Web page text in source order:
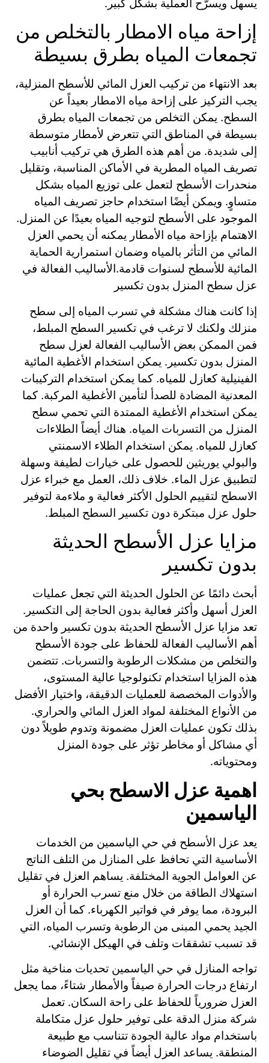
يسهل ويسرًّح العملية بشكل كبير.
إزاحة مياه الامطار بالتخلص من
تجمعات المياه بطرق بسيطة
بعد الانتهاء من تركيب العزل المائي للأسطح المنزلية،
يجب التركيز على إزاحة مياه الامطار بعيداً عن
السطح. يمكن التخلص من تجمعات المياه بطرق
بسيطة في المناطق التي تتعرض لأمطار متوسطة
إلى شديدة. من أهم هذه الطرق هي تركيب أنابيب
تصريف المياه المطرية في الأماكن المناسبة، وتقليل
منحدرات الأسطح لتعمل على توزيع المياه بشكل
متساوٍ. ويمكن أيضًا استخدام حاجز تصريف المياه
الموجود على الأسطح لتوجيه المياه بعيدًا عن المنزل.
الاهتمام بإزاحة مياه الأمطار يمكنه أن يحمي العزل
المائي من التأثر بالمياه وضمان استمرارية الحماية
المائية للأسطح لسنوات قادمة.الأساليب الفعالة في
عزل سطح المنزل بدون تكسير
إذا كانت هناك مشكلة في تسرب المياه إلى سطح
منزلك ولكنك لا ترغب في تكسير السطح المبلط،
فمن الممكن بعض الأساليب الفعالة لعزل سطح
المنزل بدون تكسير. يمكن استخدام الأغطية المائية
الفينيلية كعازل للمياه. كما يمكن استخدام التركيبات
المعدنية المضادة للصدأ لتأمين الأغطية المركبة. كما
يمكن استخدام الأغطية الممتدة التي تحمي سطح
المنزل من التسربات المياه. هناك أيضاً الطلاءات
كعازل للمياه. يمكن استخدام الطلاء الاسمنتي
والبولي يوريثين للحصول على خيارات لطيفة وسهلة
لتطبيق عزل الماء. خلاف ذلك، العمل مع خبراء عزل
الاسطح لتقييم الحلول الأكثر فعالية و ملاءمة لتوفير
حلول عزل مبتكرة دون تكسير السطح المبلط.
مزايا عزل الأسطح الحديثة
بدون تكسير
أبحث دائمًا عن الحلول الحديثة التي تجعل عمليات
العزل أسهل وأكثر فعالية بدون الحاجة إلى التكسير.
تعد مزايا عزل الأسطح الحديثة بدون تكسير واحدة من
أهم الأساليب الفعالة للحفاظ على جودة الأسطح
والتخلص من مشكلات الرطوبة والتسربات. تتضمن
هذه المزايا استخدام تكنولوجيا عالية المستوى،
والأدوات المخصصة للعمليات الدقيقة، واختيار الأفضل
من الأنواع المختلفة لمواد العزل المائي والحراري.
بذلك تكون عمليات العزل مضمونة وتدوم طويلاً دون
أي مشاكل أو مخاطر تؤثر على جودة المنزل
ومحتوياته.
اهمية عزل الاسطح بحي
الياسمين
يعد عزل الأسطح في حي الياسمين من الخدمات
الأساسية التي تحافظ على المنازل من التلف الناتج
عن العوامل الجوية المختلفة. يساهم العزل في تقليل
استهلاك الطاقة من خلال منع تسرب الحرارة أو
البرودة، مما يوفر في فواتير الكهرباء. كما أن العزل
الجيد يحمي المبنى من الرطوبة وتسرب المياه، التي
قد تسبب تشققات وتلف في الهيكل الإنشائي.
تواجه المنازل في حي الياسمين تحديات مناخية مثل
ارتفاع درجات الحرارة صيفاً والأمطار شتاءً، مما يجعل
العزل ضرورياً للحفاظ على راحة السكان. تعمل
شركة منزل الدقة على توفير حلول عزل متكاملة
باستخدام مواد عالية الجودة تتناسب مع طبيعة
المنطقة. يساعد العزل أيضاً في تقليل الضوضاء